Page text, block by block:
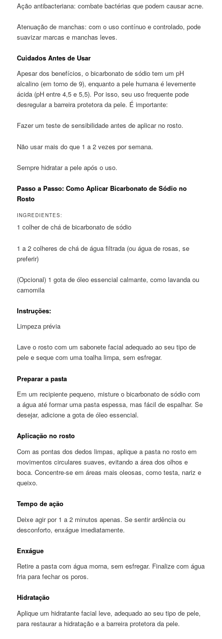
Ação antibacteriana: combate bactérias que podem causar acne.
Atenuação de manchas: com o uso contínuo e controlado, pode
suavizar marcas e manchas leves.
Cuidados Antes de Usar
Apesar dos benefícios, o bicarbonato de sódio tem um pH
alcalino (em torno de 9), enquanto a pele humana é levemente
ácida (pH entre 4,5 e 5,5). Por isso, seu uso frequente pode
desregular a barreira protetora da pele. É importante:
Fazer um teste de sensibilidade antes de aplicar no rosto.
Não usar mais do que 1 a 2 vezes por semana.
Sempre hidratar a pele após o uso.
Passo a Passo: Como Aplicar Bicarbonato de Sódio no
Rosto
INGREDIENTES:
1 colher de chá de bicarbonato de sódio
1 a 2 colheres de chá de água filtrada (ou água de rosas, se
preferir)
(Opcional) 1 gota de óleo essencial calmante, como lavanda ou
camomila
Instruções:
Limpeza prévia
Lave o rosto com um sabonete facial adequado ao seu tipo de
pele e seque com uma toalha limpa, sem esfregar.
Preparar a pasta
Em um recipiente pequeno, misture o bicarbonato de sódio com
a água até formar uma pasta espessa, mas fácil de espalhar. Se
desejar, adicione a gota de óleo essencial.
Aplicação no rosto
Com as pontas dos dedos limpas, aplique a pasta no rosto em
movimentos circulares suaves, evitando a área dos olhos e
boca. Concentre-se em áreas mais oleosas, como testa, nariz e
queixo.
Tempo de ação
Deixe agir por 1 a 2 minutos apenas. Se sentir ardência ou
desconforto, enxágue imediatamente.
Enxágue
Retire a pasta com água morna, sem esfregar. Finalize com água
fria para fechar os poros.
Hidratação
Aplique um hidratante facial leve, adequado ao seu tipo de pele,
para restaurar a hidratação e a barreira protetora da pele.